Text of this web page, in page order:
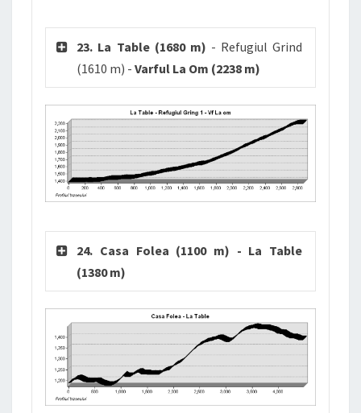
23. La Table (1680 m) - Refugiul Grind
(1610 m) -Varful La Om (2238 m)
24. Casa Folea (1100 m) - La Table
(1380 m)